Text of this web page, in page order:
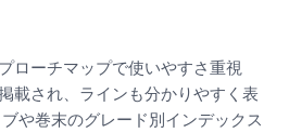
ローチマップで使いやすさ重視
載され、ラインも分かりやすく表
や巻末のグレード別インデックス